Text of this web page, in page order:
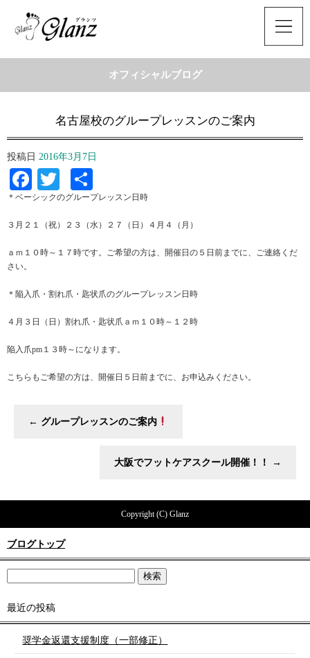
オフィシャルブログ
名古屋校のグループレッスンのご案内
投稿日 2016年3月7日
Facebook
Twitter
有
＊ベーシックのグループレッスン日時
３月２１（祝）２３（水）２７（日）４月４（月）
ａｍ１０時～１７時です。ご希望の方は、開催日の５日前までに、ご連絡くだ
さい。
＊陥入爪・割れ爪・匙状爪のグループレッスン日時
４月３日（日）割れ爪・匙状爪ａｍ１０時～１２時
陥入爪pm１３時～になります。
こちらもご希望の方は、開催日５日前までに、お申込みください。
← グループレッスンのご案内
大阪でフットケアスクール開催！！ →
Copyright (C) Glanz
ブログトップ
最近の投稿
奨学金返還支援制度（一部修正）